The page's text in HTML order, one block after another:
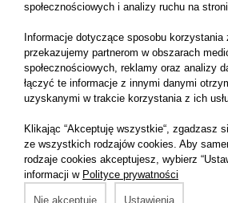
Massey Ferguson 4365 4WD
Massey Ferguson 4370 4WD
Massey Ferguson 6460 T3 Agco
Massey Ferguson 5470 T3
Massey Ferguson 5480 T3
Massey Ferguson 6480 T3
Massey Ferguson 6455 T3
Massey Ferguson 5460 SISU
społecznościowych i analizy ruchu na
Informacje dotyczące sposobu
przekazujemy partnerom w obszarach
społecznościowych, reklamy oraz analizy
łączyć te informacje z innymi danymi
uzyskanymi w trakcie korzystania z ich
Klikając “Akceptuję wszystkie“, zgadzasz
ze wszystkich rodzajów cookies. Aby
rodzaje cookies akceptujesz, wybierz
informacji w Polityce prywatności
Nie akceptuję Ustawienia